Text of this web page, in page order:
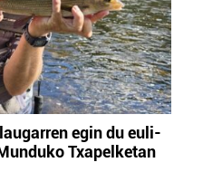
egin du euli-
Txapelketan